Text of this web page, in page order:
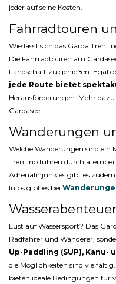
jeder auf seine Kosten.
Fahrradtouren
Wie lässt sich das Garda
Die Fahrradtouren am
Landschaft zu genießen. Egal
jede Route bietet
Herausforderungen. Mehr
Gardasee.
Wanderungen
Welche Wanderungen sind ein
Trentino führen durch
Adrenalinjunkies gibt es
Infos gibt es bei
Lust auf Wassersport? Das
Radfahrer und Wanderer,
Up-Paddling (SUP),
die Möglichkeiten sind vielfältig.
bieten ideale Bedingungen für